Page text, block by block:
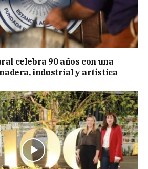
celebra 90 años con una
industrial y artística